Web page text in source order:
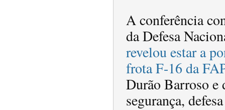
A conferência
da Defesa
revelou estar a
frota F-16 da
Durão Barroso e
segurança,